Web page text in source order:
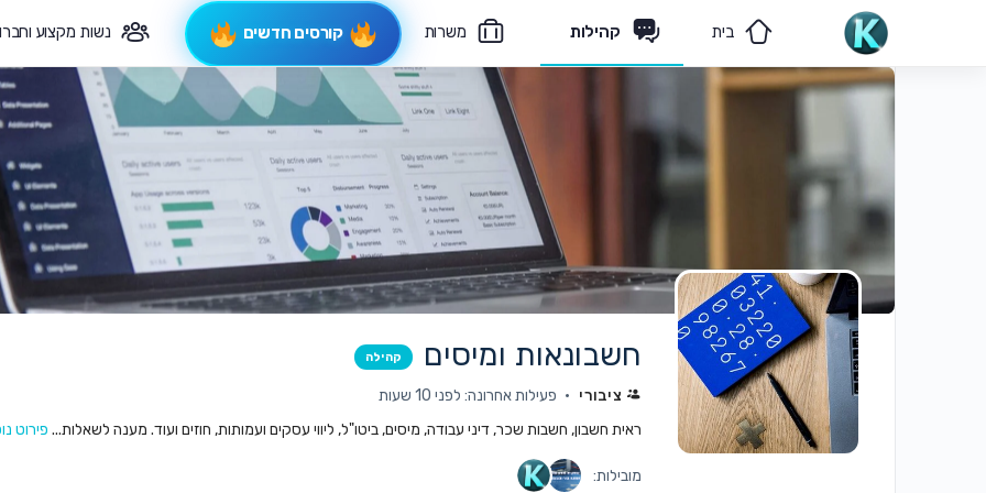
בית קהילות משרות קורסים חדשים נשות מקצוע
פיקוח תורני צרי קשר
חשבונאות ומיסים קהילה
ציבורי
פעילות אחרונה: לפני 10 שעות
ראית חשבון, חשבות שכר, דיני עבודה, מיסים, ביטו"ל, ליווי עסקים ועמותות, חוזים ועוד. מענה לשאלות... פירוט
מובילות: